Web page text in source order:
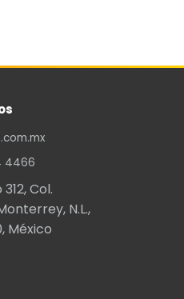
4466
Col.
N.L.,
México